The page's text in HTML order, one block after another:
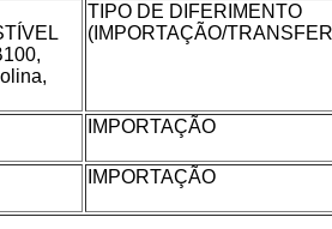
TIPO DE DIFERIMENTO
(IMPORTAÇÃO/
IMPORTAÇÃO
IMPORTAÇÃO